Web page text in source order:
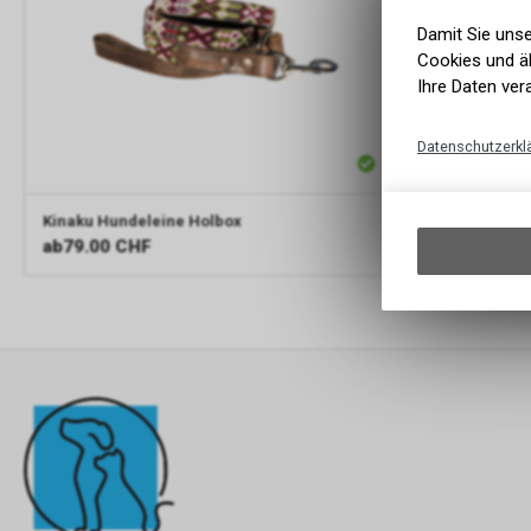
Kinaku Hundeleine Holbox
ab79.00 CHF
Damit Sie
Cookies und
Ihre Daten